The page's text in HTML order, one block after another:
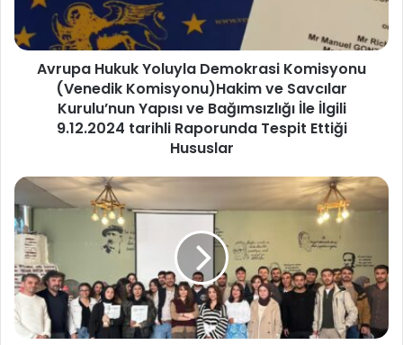
Komisyonu)Hakim
ve
Savcılar
Kurulu’nun
Bağımsızlığı
9.12.2024
Raporunda
Tespit
Ettiği
Hususlar
Avrupa Hukuk Yoluyla Demokrasi Komisyonu
(Venedik Komisyonu)Hakim ve Savcılar
Kurulu’nun Yapısı ve Bağımsızlığı İle İlgili
9.12.2024 tarihli Raporunda Tespit Ettiği
Hususlar
AYHED,
Hukuk
Fakültesi
Öğrencileriyle
Masumiyet
Karinesi
Üzerine
Söyleşi
Gerçekleştirdi